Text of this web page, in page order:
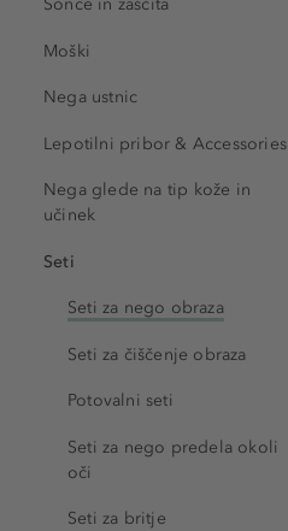
Sonce in zaščita
Moški
Nega ustnic
Lepotilni pribor & Accessories
Nega glede na tip kože in
učinek
Seti
Seti za nego obraza
Seti za čiščenje obraza
Potovalni seti
Seti za nego predela okoli
oči
Seti za britje